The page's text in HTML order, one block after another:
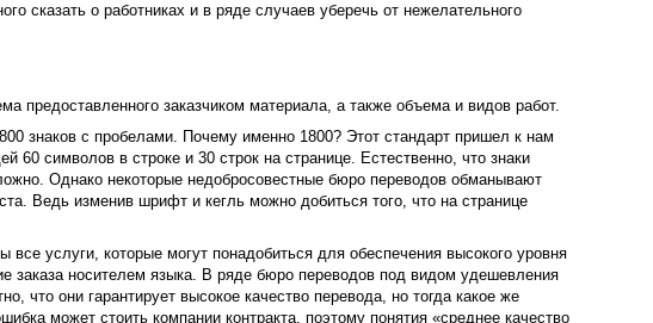
сказать о работниках и в ряде случаев уберечь от нежелательного
предоставленного заказчиком материала, а также объема и видов работ.
знаков с пробелами. Почему именно 1800? Этот стандарт пришел к нам
символов в строке и 30 строк на странице. Естественно, что знаки
Однако некоторые недобросовестные бюро переводов обманывают
Ведь изменив шрифт и кегль можно добиться того, что на странице
услуги, которые могут понадобиться для обеспечения высокого уровня
заказа носителем языка. В ряде бюро переводов под видом удешевления
что они гарантирует высокое качество перевода, но тогда какое же
может стоить компании контракта, поэтому понятия «среднее качество